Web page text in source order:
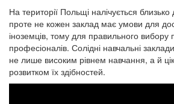
На території Польщі налічується близько
проте не кожен заклад має умови для
іноземців, тому для правильного вибору
професіоналів. Солідні навчальні
не лише високим рівнем навчання, а й
розвитком їх здібностей.